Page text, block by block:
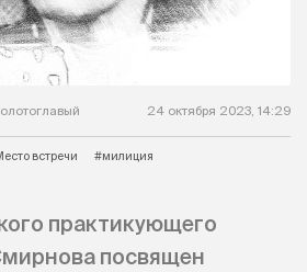
24 октября 2023, 14:29
встречи #милиция
практикующего
посвящен